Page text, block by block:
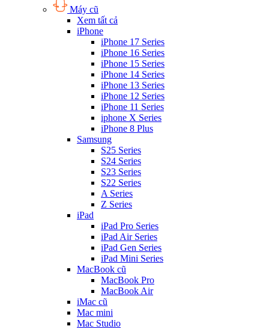
Máy cũ
Xem tất cả
iPhone
iPhone 17 Series
iPhone 16 Series
iPhone 15 Series
iPhone 14 Series
iPhone 13 Series
iPhone 12 Series
iPhone 11 Series
iphone X Series
iPhone 8 Plus
Samsung
S25 Series
S24 Series
S23 Series
S22 Series
A Series
Z Series
iPad
iPad Pro Series
iPad Air Series
iPad Gen Series
iPad Mini Series
MacBook cũ
MacBook Pro
MacBook Air
iMac cũ
Mac mini
Mac Studio